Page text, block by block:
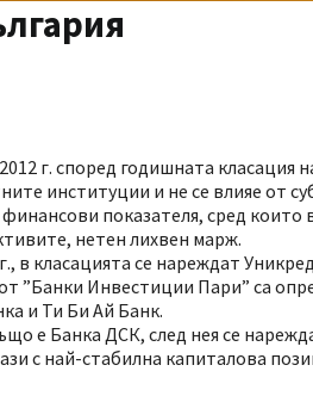
г. според годишната
институции и не се влияе от
показателя, сред
нетен лихвен марж.
в класацията се нареждат
”Банки Инвестиции Пари” са
и Ти Би Ай Банк.
е Банка ДСК, след нея се
с най-стабилна капиталова